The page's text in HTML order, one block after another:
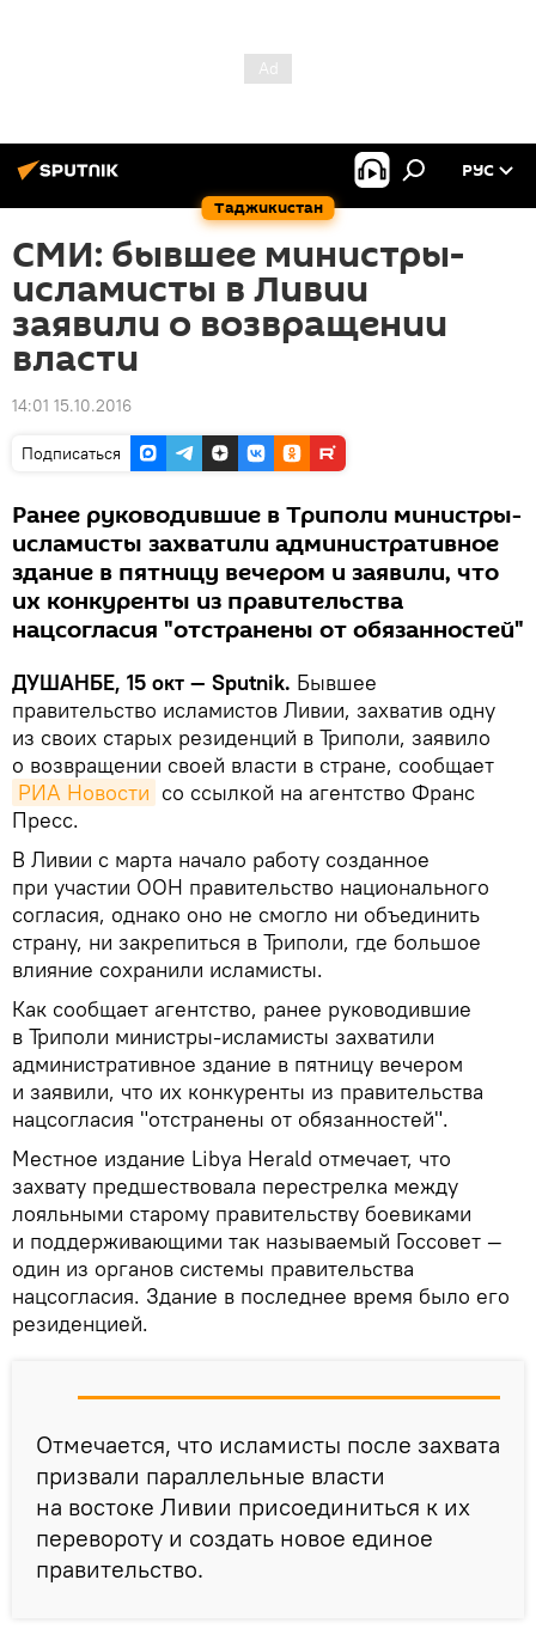
Таджикистан
РУС
СМИ: бывшее министры-
исламисты в Ливии
заявили о возвращении
власти
14:01 15.10.2016
Подписаться
Ранее руководившие в Триполи министры-
исламисты захватили административное
здание в пятницу вечером и заявили, что
их конкуренты из правительства
нацсогласия "отстранены от обязанностей"
ДУШАНБЕ, 15 окт — Sputnik. Бывшее
правительство исламистов Ливии, захватив одну
из своих старых резиденций в Триполи, заявило
о возвращении своей власти в стране, сообщает
РИА Новости со ссылкой на агентство Франс
Пресс.
В Ливии с марта начало работу созданное
при участии ООН правительство национального
согласия, однако оно не смогло ни объединить
страну, ни закрепиться в Триполи, где большое
влияние сохранили исламисты.
Как сообщает агентство, ранее руководившие
в Триполи министры-исламисты захватили
административное здание в пятницу вечером
и заявили, что их конкуренты из правительства
нацсогласия "отстранены от обязанностей".
Местное издание Libya Herald отмечает, что
захвату предшествовала перестрелка между
лояльными старому правительству боевиками
и поддерживающими так называемый Госсовет —
один из органов системы правительства
нацсогласия. Здание в последнее время было его
резиденцией.
Отмечается, что исламисты после захвата
призвали параллельные власти
на востоке Ливии присоединиться к их
перевороту и создать новое единое
правительство.